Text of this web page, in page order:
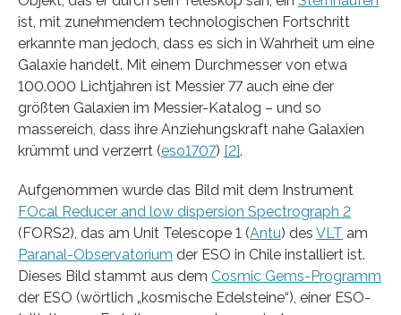
ist, mit zunehmendem technologischen Fortschritt
erkannte man jedoch, dass es sich in Wahrheit um eine
Galaxie handelt. Mit einem Durchmesser von etwa
100.000 Lichtjahren ist Messier 77 auch eine der
größten Galaxien im Messier-Katalog – und so
massereich, dass ihre Anziehungskraft nahe Galaxien
krümmt und verzerrt (eso1707) [2].
Aufgenommen wurde das Bild mit dem Instrument
FOcal Reducer and low dispersion Spectrograph 2
(FORS2), das am Unit Telescope 1 (Antu) des VLT am
Paranal-Observatorium der ESO in Chile installiert ist.
Dieses Bild stammt aus dem Cosmic Gems-Programm
der ESO (wörtlich „kosmische Edelsteine“), einer ESO-